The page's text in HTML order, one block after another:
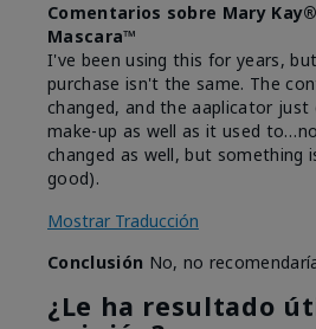
Comentarios sobre Mary
Mascara™
I've been using this for years,
purchase isn't the same. The
changed, and the aaplicator
make-up as well as it used
changed as well, but something
good).
Mostrar Traducción
Conclusión No, no
¿Le ha resultado